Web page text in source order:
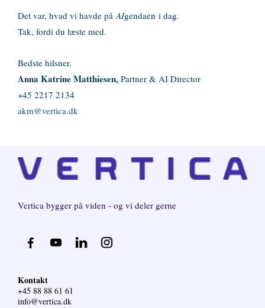
Det var, hvad vi havde påAIgendaen i dag.
Tak, fordi du læste med.
Bedste hilsner,
Anna Katrine Matthiesen, Partner & AI Director
+45 2217 2134
akm@vertica.dk
Vertica bygger på viden - og vi deler gerne
Kontakt
+45 88 88 61 61
info@vertica.dk